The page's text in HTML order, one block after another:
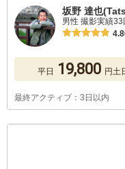
坂野 達也
男性 撮影実績33
平日 19,800 円土
最終アクティブ：3日以内